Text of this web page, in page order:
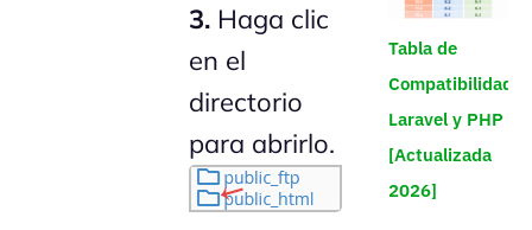
3. Haga clic
en el
directorio
para abrirlo.
Tabla de
Compatibilidad
Laravel y PHP
[Actualizada
2026]